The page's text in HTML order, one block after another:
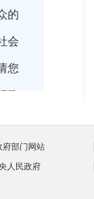
的
会
您
政
么
府部门网站
人民政府